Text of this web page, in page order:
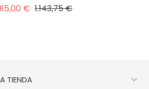
€ Precio
1.143,75 €Precio
TIENDA 